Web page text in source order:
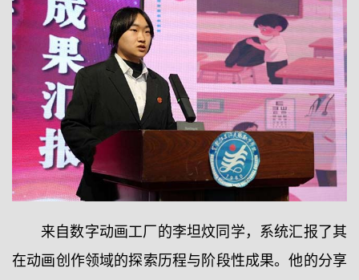
来自数字动画工厂的李坦炆同学，系统汇报了其
在动画创作领域的探索历程与阶段性成果。他的分享